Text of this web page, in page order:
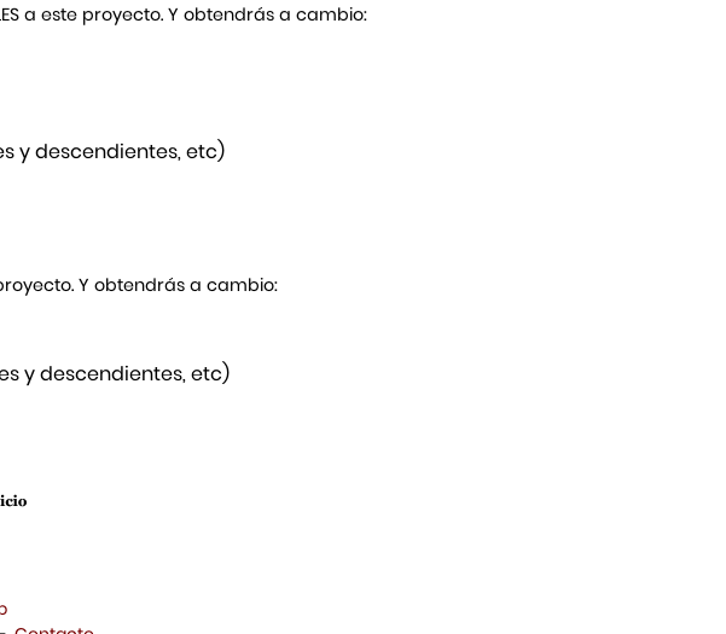
a este proyecto. Y obtendrás a cambio:
y descendientes, etc)
Y obtendrás a cambio:
y descendientes, etc)